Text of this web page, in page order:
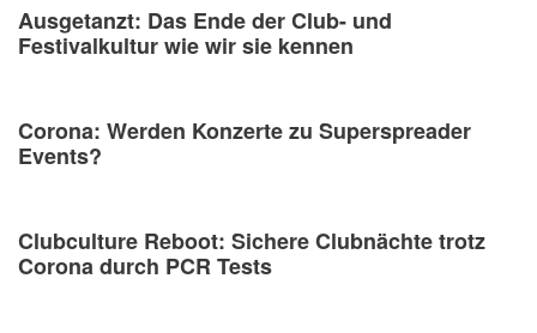
Ausgetanzt: Das Ende der Club- und
Festivalkultur wie wir sie kennen
Corona: Werden Konzerte zu Superspreader
Events?
Clubculture Reboot: Sichere Clubnächte trotz
Corona durch PCR Tests